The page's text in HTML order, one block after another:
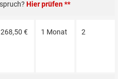
Hier prüfen **
268,50 € 1 Mo­nat 2